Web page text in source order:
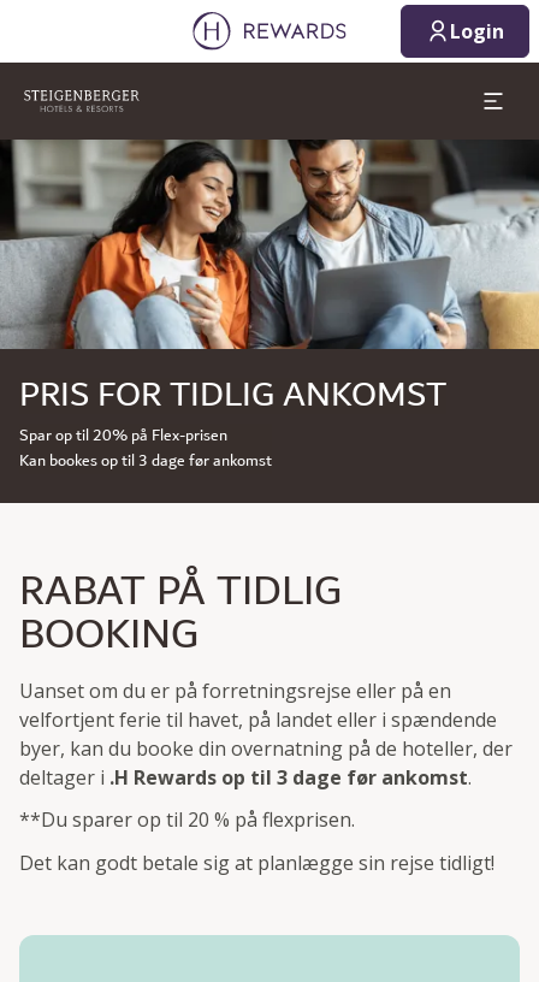
Login
Slide 1 af 1
PRIS FOR TIDLIG ANKOMST
Spar op til 20% på Flex-prisen
Kan bookes op til 3 dage før ankomst
RABAT PÅ TIDLIG
BOOKING
Uanset om du er på forretningsrejse eller på en
velfortjent ferie til havet, på landet eller i spændende
byer, kan du booke din overnatning på de hoteller, der
deltager i .H Rewards op til 3 dage før ankomst.
**Du sparer op til 20 % på flexprisen.
Det kan godt betale sig at planlægge sin rejse tidligt!